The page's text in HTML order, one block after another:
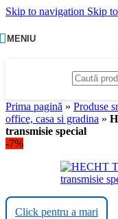
Skip to navigation Skip
MENIU
Prima pagină » Produse
office, casa si gradina »
transmisie special
-7%
Click pentru a mari